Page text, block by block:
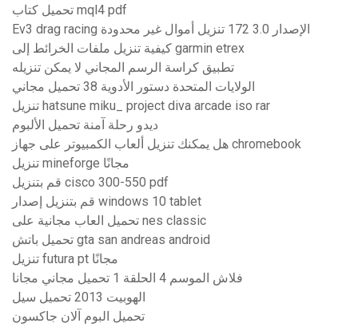
تحميل كتاب mql4 pdf
Ev3 drag racing الإصدار 3.0 172 تنزيل أموال غير محدودة
كيفية تنزيل ملفات الخرائط إلى garmin etrex
تطبيق كراسة الرسم المجاني لا يمكن تنزيله
الولايات المتحدة دستور الأدوية 38 تحميل مجاني
تنزيل hatsune miku_ project diva arcade iso rar
ديدو رحلة آمنة تحميل الألبوم
هل يمكنك تنزيل ألعاب الكمبيوتر على جهاز chromebook
تنزيل mineforge مجانًا
قم بتنزيل cisco 300-550 pdf
قم بتنزيل إصدار windows 10 tablet
تحميل العاب مجانية على nes classic
تحميل باتش gta san andreas android
تنزيل futura pt مجانًا
فلاش الموسم 4 الحلقة 1 تحميل مجاني مجانا
الهوبيت 2013 تحميل سيل
تحميل البوم آلان جاكسون